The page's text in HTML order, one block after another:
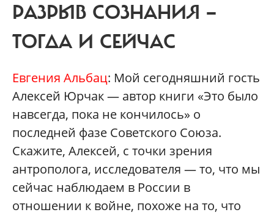
РАЗРЫВ СОЗНАНИЯ —
ТОГДА И СЕЙЧАС
Евгения Альбац: Мой сегодняшний гость
Алексей Юрчак — автор книги «Это было
навсегда, пока не кончилось» о
последней фазе Советского Союза.
Скажите, Алексей, с точки зрения
антрополога, исследователя — то, что мы
сейчас наблюдаем в России в
отношении к войне, похоже на то, что